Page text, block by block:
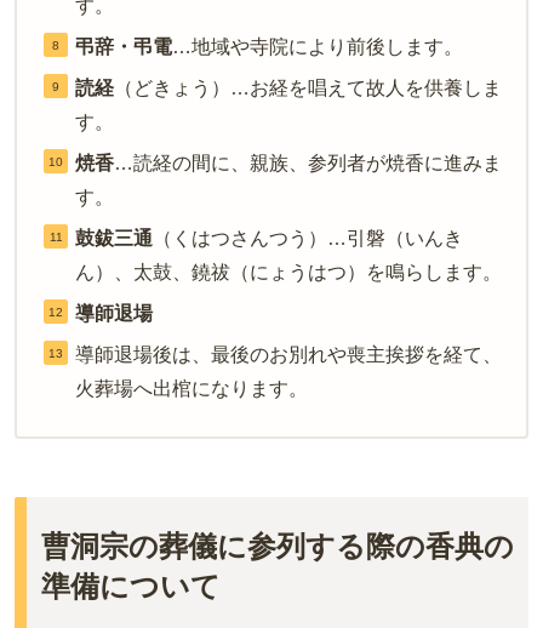
す。
弔辞・弔電…地域や寺院により前後します。
読経 （どきょう）…お経を唱えて故人を供養しま
す。
焼香…読経の間に、親族、参列者が焼香に進みま
す。
鼓鈸三通 （くはつさんつう）…引磐（いんき
ん）、太鼓、鐃祓（にょうはつ）を鳴らします。
導師退場
導師退場後は、最後のお別れや喪主挨拶を経て、
火葬場へ出棺になります。
曹洞宗の葬儀に参列する際の香典の
準備について